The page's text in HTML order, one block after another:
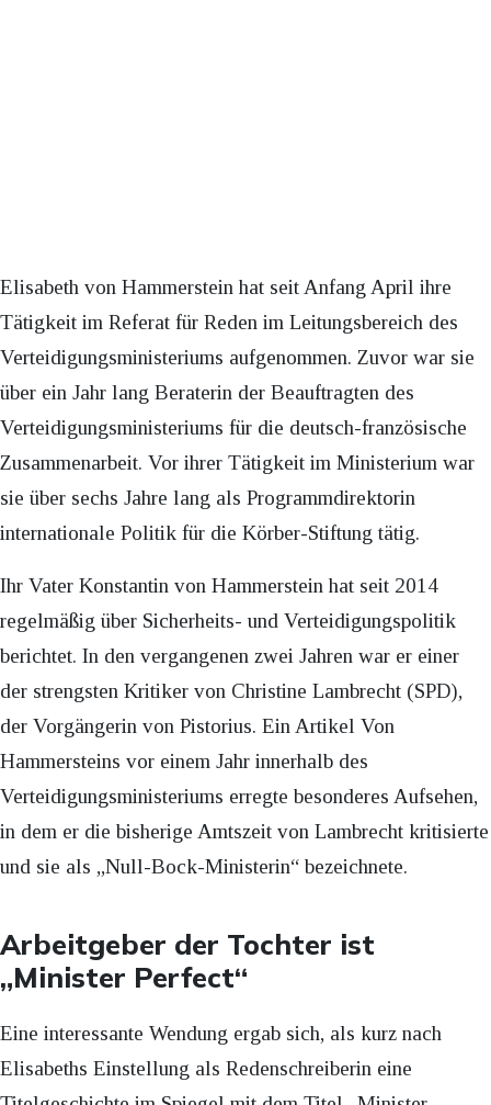
Elisabeth von Hammerstein hat seit Anfang April ihre
Tätigkeit im Referat für Reden im Leitungsbereich des
Verteidigungsministeriums aufgenommen. Zuvor war sie
über ein Jahr lang Beraterin der Beauftragten des
Verteidigungsministeriums für die deutsch-französische
Zusammenarbeit. Vor ihrer Tätigkeit im Ministerium war
sie über sechs Jahre lang als Programmdirektorin
internationale Politik für die Körber-Stiftung tätig.
Ihr Vater Konstantin von Hammerstein hat seit 2014
regelmäßig über Sicherheits- und Verteidigungspolitik
berichtet. In den vergangenen zwei Jahren war er einer
der strengsten Kritiker von Christine Lambrecht (SPD),
der Vorgängerin von Pistorius. Ein Artikel Von
Hammersteins vor einem Jahr innerhalb des
Verteidigungsministeriums erregte besonderes Aufsehen,
in dem er die bisherige Amtszeit von Lambrecht kritisierte
und sie als „Null-Bock-Ministerin“ bezeichnete.
Arbeitgeber der Tochter ist
„Minister Perfect“
Eine interessante Wendung ergab sich, als kurz nach
Elisabeths Einstellung als Redenschreiberin eine